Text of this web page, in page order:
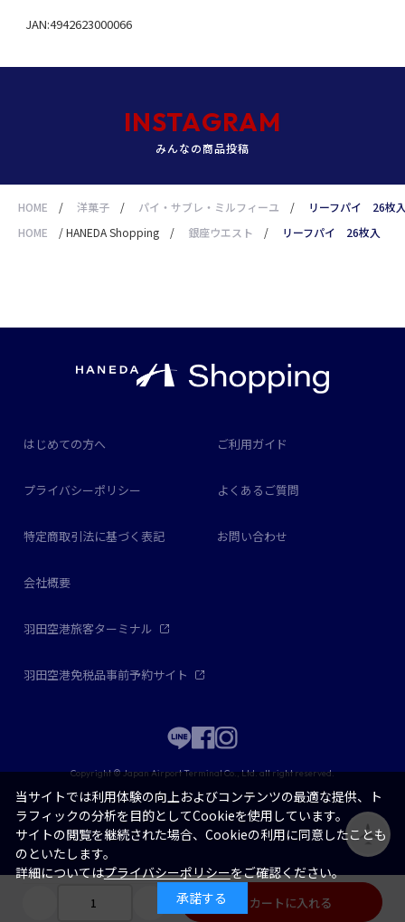
HOME / 洋菓子 / パイ・サブレ・ミルフィーユ /
リーフパイ 26枚
HOME
/HANEDA Shopping / 銀座ウエスト / リーフパイ 26枚入
カートに入れる
JAN:4942623000066
INSTAGRAM
みんなの商品投稿
はじめての方へ ご利用ガイド
プライバシーポリシー よくあるご質問
特定商取引法に基づく表記 お問い合わせ
会社概要
羽田空港旅客ターミナル
羽田空港免税品事前予約サイト
Copyright © Japan Airport Terminal Co., Ltd. all right reserved.
当サイトでは利用体験の向上およびコンテンツの最適な提供、ト
ラフィックの分析を目的としてCookieを使用しています。
サイトの閲覧を継続された場合、Cookieの利用に同意したことも
のといたします。
詳細についてはプライバシーポリシーをご確認ください。
承諾する